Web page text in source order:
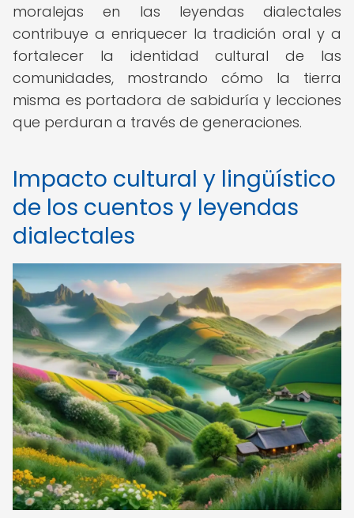
moralejas en las leyendas dialectales
contribuye a enriquecer la tradición oral y a
fortalecer la identidad cultural de las
comunidades, mostrando cómo la tierra
misma es portadora de sabiduría y lecciones
que perduran a través de generaciones.
Impacto cultural y lingüístico
de los cuentos y leyendas
dialectales